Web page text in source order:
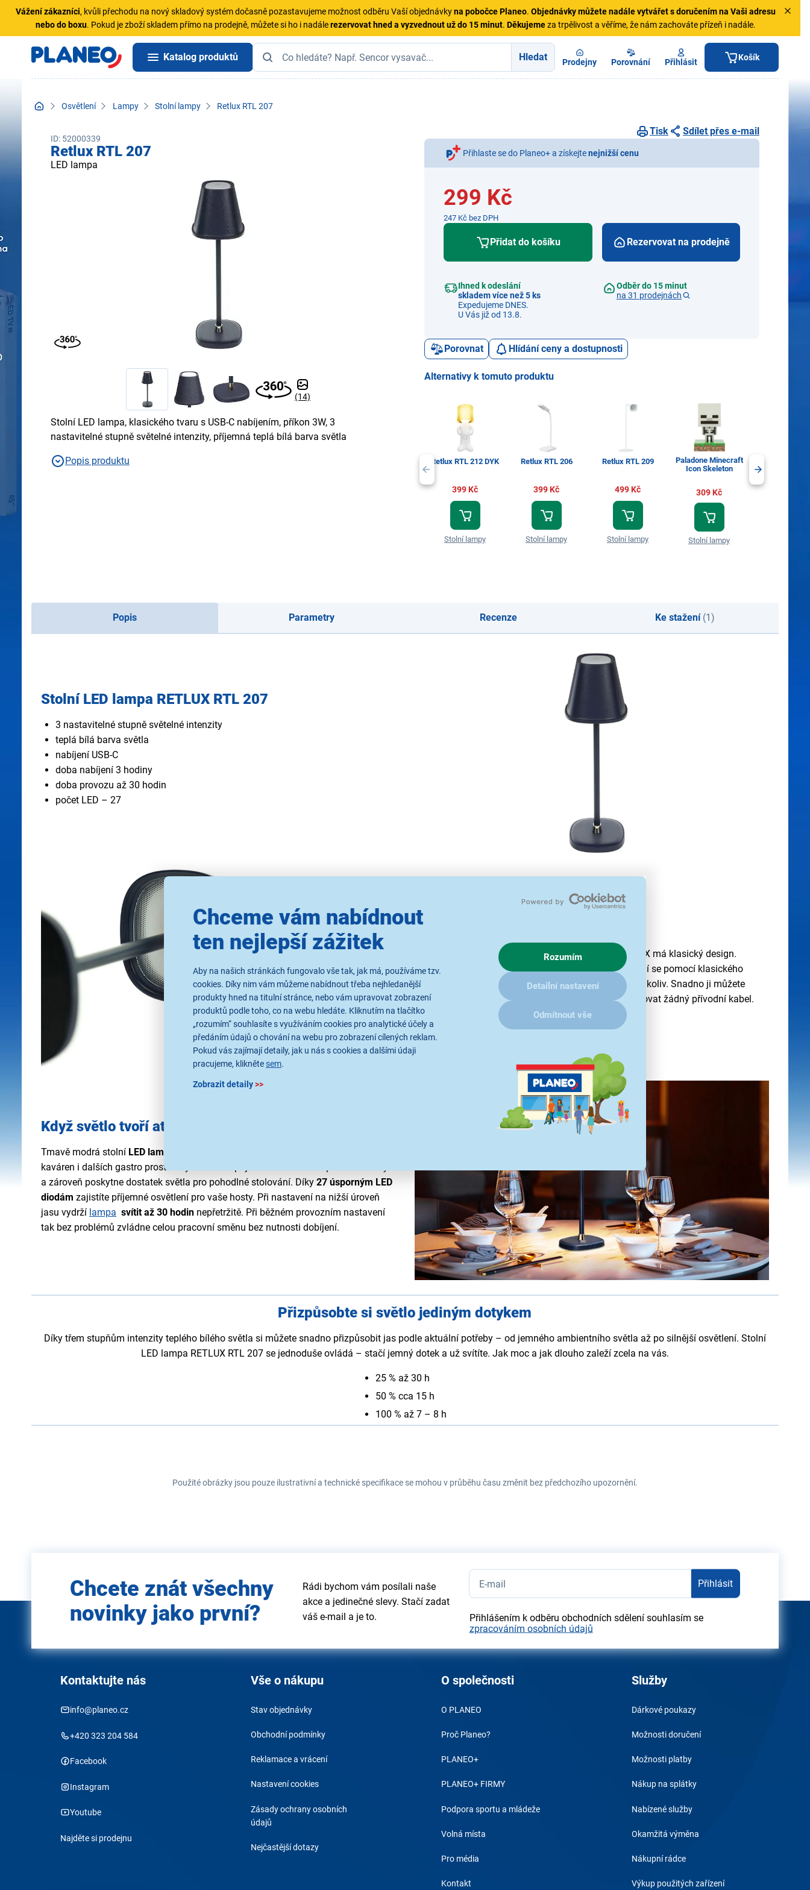
Chceme vám nabídnout
ten nejlepší zážitek
Aby na našich stránkách fungovalo vše tak, jak má, používáme tzv.
cookies. Díky nim vám můžeme nabídnout třeba nejhledanější
produkty hned na titulní stránce, nebo vám upravovat zobrazení
produktů podle toho, co na webu hledáte. Kliknutím na tlačítko
„rozumím“ souhlasíte s využíváním cookies pro analytické účely a
předáním údajů o chování na webu pro zobrazení cílených reklam.
Pokud vás zajímají detaily, jak u nás s cookies a dalšími údaji
pracujeme, klikněte sem.
Zobrazit detaily>>
Rozumím
Detailní nastavení
Odmítnout vše
Vážení zákazníci, kvůli přechodu na nový skladový systém dočasně pozastavujeme možnost odběru Vaší objednávkyna pobočce Planeo. Objednávkymůžete nadále vytvářet s doručením na Vaši adresu
nebo do boxu. Pokud je zboží skladem přímo na prodejně, můžete si ho i nadálerezervovat hned a vyzvednout už do 15 minut. Děkujemeza trpělivost a věříme, že nám zachováte přízeň i nadále.
Katalog produktů Hledat Prodejny Porovnání Přihlásit Košík
Osvětlení Lampy Stolní lampy Retlux RTL 207
ID: 52000339
Retlux RTL 207
LED lampa
(14)
Stolní LED lampa, klasického tvaru s USB-C nabíjením, příkon 3W, 3
nastavitelné stupně světelné intenzity, příjemná teplá bílá barva světla
Popis produktu
Tisk Sdílet přes e-mail
Přihlaste se do Planeo+ a získejtenejnižší cenu
299 Kč
247 Kč bez DPH
Přidat do košíku
Ihned k odeslání
skladem více než 5 ks
Expedujeme DNES.
U Vás již od 13.8.
Rezervovat na prodejně
Odběr do 15 minut
na 31 prodejnách
Porovnat Hlídání ceny a dostupnosti
Alternativy k tomuto produktu
Retlux RTL 212 DYK
399 Kč
Stolní lampy
Retlux RTL 206
399 Kč
Stolní lampy
Retlux RTL 209
499 Kč
Stolní lampy
Paladone Minecraft
Icon Skeleton
309 Kč
Stolní lampy
Popis Parametry Recenze Ke stažení(1)
Stolní LED lampa RETLUX RTL 207
3 nastavitelné stupně světelné intenzity
teplá bílá barva světla
nabíjení USB-C
doba nabíjení 3 hodiny
doba provozu až 30 hodin
počet LED – 27
Flexibilní osvětlení bez kabelů
stolní LED lampa
RTL 207 od značky RETLUX má klasický design.
Disponuje příkonem 3 W a
Li-ion akumulátorem. Nabíjí se pomocí klasického
konektoru USB-C. Kabel je součástí balení, nabíječka nikoliv. Snadno ji můžete
přenést kamkoli budete potřebovat. Nebude vás omezovat žádný přívodní kabel.
Když světlo tvoří atmosféru
Tmavě modrá stolní LED lampa
kaváren i dalších gastro prostor. Vytvoříte tak příjemnou atmosféru pro vaše hosty
a zároveň poskytne dostatek světla pro pohodlné stolování. Díky 27 úsporným LED
diodám zajistíte příjemné osvětlení pro vaše hosty. Při nastavení na nižší úroveň
jasu vydrží lampa svítit až 30 hodin nepřetržitě. Při běžném provozním nastavení
tak bez problémů zvládne celou pracovní směnu bez nutnosti dobíjení.
Přizpůsobte si světlo jediným dotykem
Díky třem stupňům intenzity teplého bílého světla si můžete snadno přizpůsobit jas podle aktuální potřeby – od jemného ambientního světla až po silnější osvětlení. Stolní
LED lampa RETLUX RTL 207 se jednoduše ovládá – stačí jemný dotek a už svítíte. Jak moc a jak dlouho zaleží zcela na vás.
25 % až 30 h
50 % cca 15 h
100 % až 7 – 8 h
Použité obrázky jsou pouze ilustrativní a technické specifikace se mohou v průběhu času změnit bez předchozího upozornění.
e-mail
Chcete znát všechny
novinky jako první?
Rádi bychom vám posílali naše
akce a jedinečné slevy. Stačí zadat
váš e-mail a je to.
Přihlásit
Přihlášením k odběru obchodních sdělení souhlasím se
zpracováním osobních údajů
Kontaktujte nás
info@planeo.cz
+420 323 204 584
Facebook
Instagram
Youtube
Najděte si prodejnu
Vše o nákupu
Stav objednávky
Obchodní podmínky
Reklamace a vrácení
Nastavení cookies
Zásady ochrany osobních
údajů
Nejčastější dotazy
O společnosti
O PLANEO
Proč Planeo?
PLANEO+
PLANEO+ FIRMY
Podpora sportu a mládeže
Volná místa
Pro média
Kontakt
Služby
Dárkové poukazy
Možnosti doručení
Možnosti platby
Nákup na splátky
Nabízené služby
Okamžitá výměna
Nákupní rádce
Výkup použitých zařízení